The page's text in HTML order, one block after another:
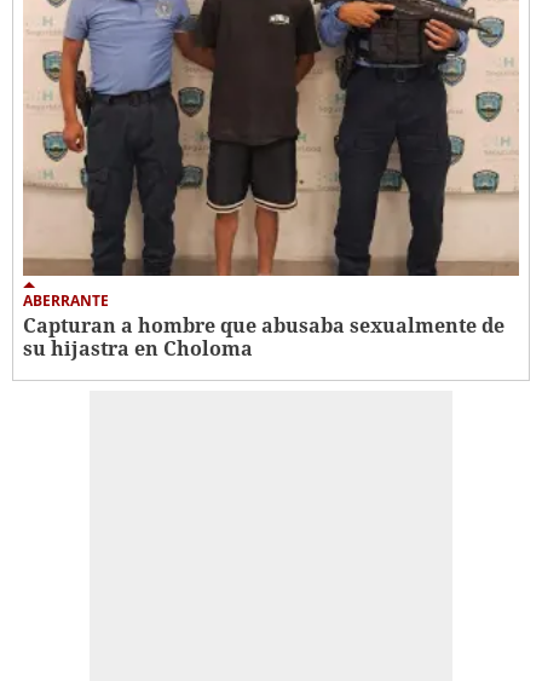
ABERRANTE
Capturan a hombre que abusaba sexualmente de
su hijastra en Choloma